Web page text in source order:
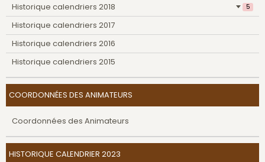
Historique calendriers 2018 5
Historique calendriers 2017
Historique calendriers 2016
Historique calendriers 2015
COORDONNÉES DES ANIMATEURS
Coordonnées des Animateurs
HISTORIQUE CALENDRIER 2023